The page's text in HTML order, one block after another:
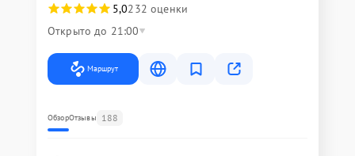
5,0232 оценки
Открыто до 21:00
Маршрут
ОбзорОтзывы 188